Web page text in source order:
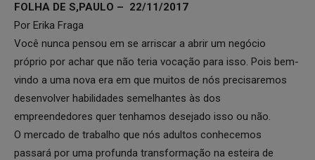
FOLHA DE S,PAULO – 22/11/2017
Por Erika Fraga
Você nunca pensou em se arriscar a abrir um negócio
próprio por achar que não teria vocação para isso. Pois bem-
vindo a uma nova era em que muitos de nós precisaremos
desenvolver habilidades semelhantes às dos
empreendedores quer tenhamos desejado isso ou não.
O mercado de trabalho que nós adultos conhecemos
passará por uma profunda transformação na esteira de